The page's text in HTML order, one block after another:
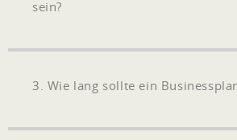
sein?
3. Wie lang sollte ein